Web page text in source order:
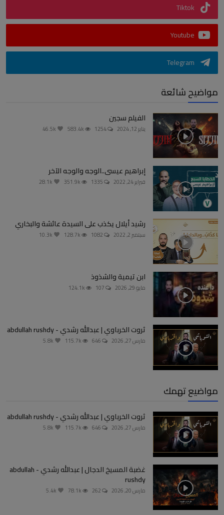
Tiktok
Youtube
Telegram
مواضيح شائعة
الفيلم سجين
يناير 12, 2024
إبراهيم عيسى..الوجه والوجه الآخر
فبراير 24, 2022
رشيد أيلال يكذب على السيدة عائشة والبخاري
سبتمبر 2, 2022
ابن تيمية والشذوذ
مايو 29, 2026
ثروت الخرباوي | عبدالله رشدي - abdullah rushdy
مارس 27, 2026
مواضيع تهمك
ثروت الخرباوي | عبدالله رشدي - abdullah rushdy
مارس 27, 2026
غضبة المسيخ الدجال | عبدالله رشدي - abdullah
rushdy
مارس 20, 2026